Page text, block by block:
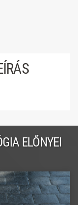
ELŐNYEI